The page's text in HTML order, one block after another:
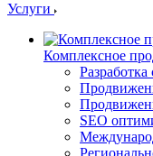
Услуги
Комплексное
SEO